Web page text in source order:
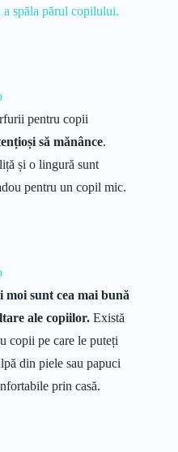
spăla părul copilului.
pentru copii
să mănânce.
și o lingură sunt
pentru un copil mic.
moi sunt cea mai bună
ale copiilor. Există
copii pe care le puteți
din piele sau papuci
prin casă.